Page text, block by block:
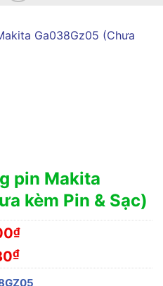
pin Makita
kèm Pin & Sạc)
₫
₫